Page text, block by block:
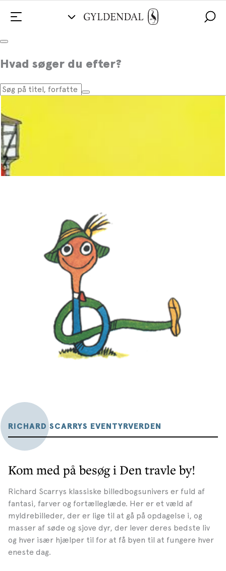
Hvad søger du efter?
Den travle by
RICHARD SCARRYS EVENTYRVERDEN
Kom med på besøg i Den travle by!
Richard Scarrys klassiske billedbogsunivers er fuld af
fantasi, farver og fortælleglæde. Her er et væld af
myldrebilleder, der er lige til at gå på opdagelse i, og
masser af søde og sjove dyr, der lever deres bedste liv
og hver især hjælper til for at få byen til at fungere hver
eneste dag.